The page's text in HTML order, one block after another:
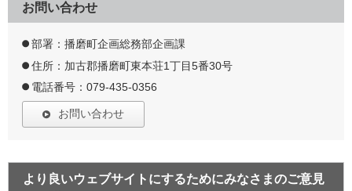
お問い合わせ
部署：播磨町企画総務部企画課
住所：加古郡播磨町東本荘1丁目5番30号
電話番号：079-435-0356
お問い合わせ
より良いウェブサイトにするためにみなさまのご意見